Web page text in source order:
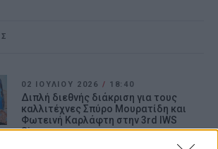
02 ΙΟΥΛΊΟΥ 2026 / 18:40
Διπλή διεθνής διάκριση για τους
καλλιτέχνες Σπύρο Μουρατίδη και
Φωτεινή Καρλάφτη στην 3rd IWS
Singapore